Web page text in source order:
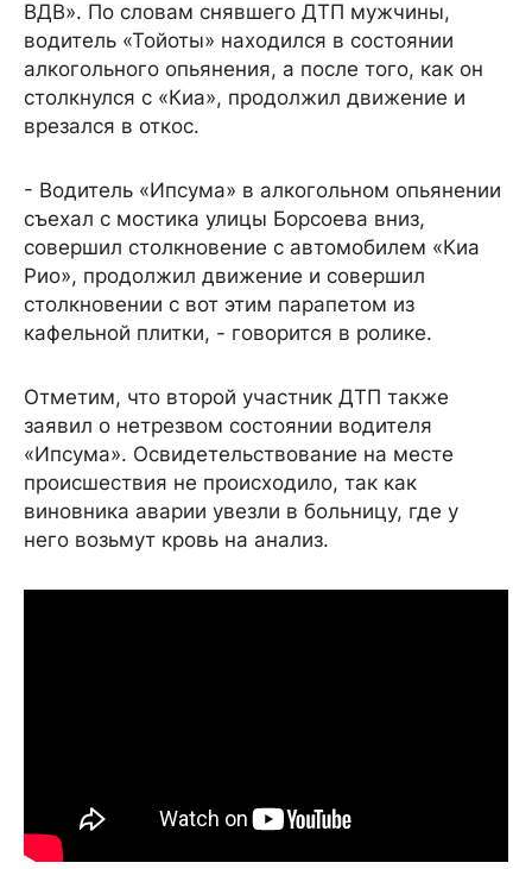
ВДВ». По словам снявшего ДТП мужчины,
водитель «Тойоты» находился в состоянии
алкогольного опьянения, а после того, как он
столкнулся с «Киа», продолжил движение и
врезался в откос.
- Водитель «Ипсума» в алкогольном опьянении
съехал с мостика улицы Борсоева вниз,
совершил столкновение с автомобилем «Киа
Рио», продолжил движение и совершил
столкновении с вот этим парапетом из
кафельной плитки, - говорится в ролике.
Отметим, что второй участник ДТП также
заявил о нетрезвом состоянии водителя
«Ипсума». Освидетельствование на месте
происшествия не происходило, так как
виновника аварии увезли в больницу, где у
него возьмут кровь на анализ.